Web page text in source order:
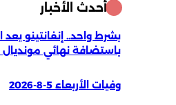
أحدث الأخبار
بشرط واحد.. إنفانتينو
باستضافة نهائي مونديال 2030
وفيات الأربعاء 5-8-2026